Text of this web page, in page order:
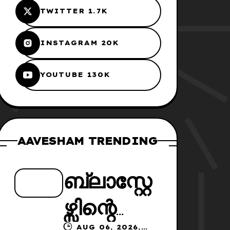
TWITTER 1.7K
INSTAGRAM 20K
YOUTUBE 130K
AAVESHAM TRENDING
ബ്ലാസ്റ്റേ
ഴ്സിന്റെ
AUG 06, 2026,